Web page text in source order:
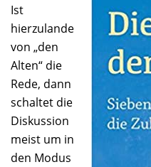
Ist
hierzulande
von „den
Alten“ die
Rede, dann
schaltet die
Diskussion
meist um in
den Modus